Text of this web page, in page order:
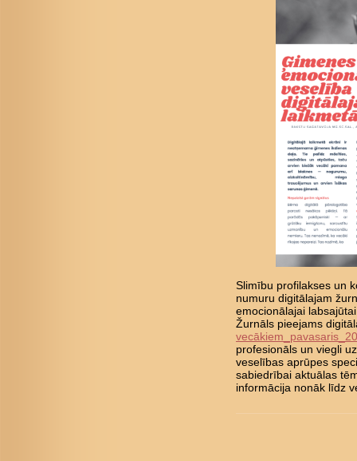
Slimību profilakses un
numuru digitālajam
emocionālajai
Žurnāls pieejams
profesionāls un viegli
veselības aprūpes
sabiedrībai aktuālas
informācija nonāk